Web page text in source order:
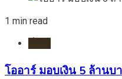
1 min read
โออาร์ มอบเงิน 5 ล้าน